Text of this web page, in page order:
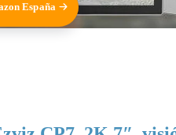
España